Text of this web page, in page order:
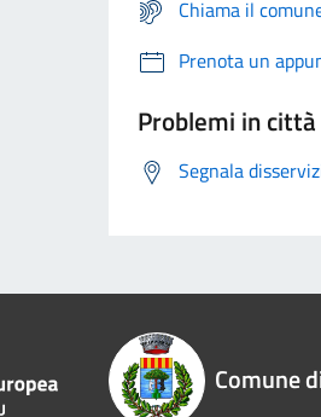
Chiama il
Prenota un
Problemi in città
Segnala
Comune